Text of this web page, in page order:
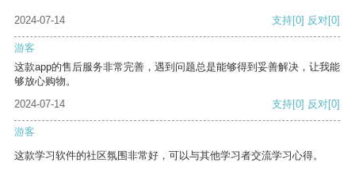
2024-07-14 支持[0] 反对[0]
游客
这款app的售后服务非常完善，遇到问题总是能够得到妥善解决，让我能
够放心购物。
2024-07-14
支持[0] 反对[0]
游客
这款学习软件的社区氛围非常好，可以与其他学习者交流学习心得。